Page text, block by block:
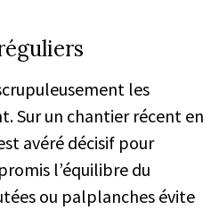
les
Sur un chantier récent en
avéré décisif pour
l’équilibre du
ou palplanches évite